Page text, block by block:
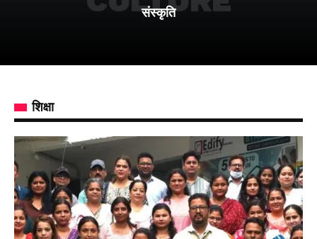
संस्कृति
शिक्षा